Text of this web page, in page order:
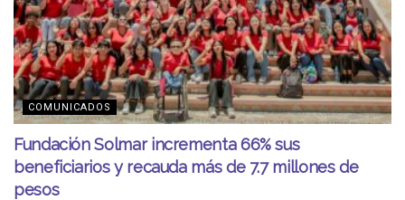
COMUNICADOS
Fundación Solmar incrementa 66% sus
beneficiarios y recauda más de 7.7 millones de
pesos